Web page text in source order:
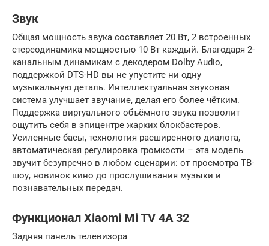
Звук
Общая мощность звука составляет 20 Вт, 2 встроенных
стереодинамика мощностью 10 Вт каждый. Благодаря 2-
канальным динамикам с декодером Dolby Audio,
поддержкой DTS-HD вы не упустите ни одну
музыкальную деталь. Интеллектуальная звуковая
система улучшает звучание, делая его более чётким.
Поддержка виртуального объёмного звука позволит
ощутить себя в эпицентре жарких блокбастеров.
Усиленные басы, технология расширенного диалога,
автоматическая регулировка громкости – эта модель
звучит безупречно в любом сценарии: от просмотра ТВ-
шоу, новинок кино до прослушивания музыки и
познавательных передач.
Функционал Xiaomi Mi TV 4A 32
Задняя панель телевизора